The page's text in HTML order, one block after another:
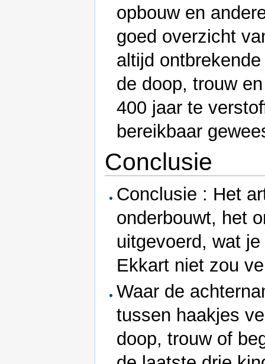
opbouw en
goed overzicht
altijd
de doop, trouw
400 jaar te
bereikbaar
Conclusie
Conclusie : Het
onderbouwt, het
uitgevoerd, wat
Ekkart niet zou
Waar de
tussen haakjes
doop, trouw of